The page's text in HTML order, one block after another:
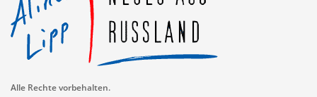
Alle Rechte vorbehalten.